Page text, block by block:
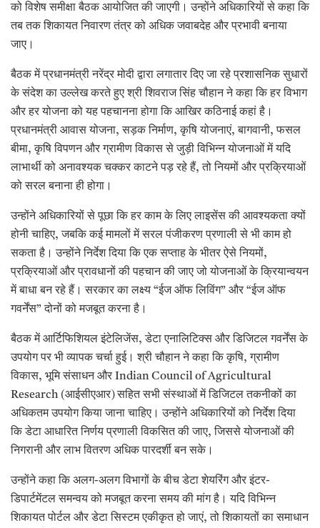
को विशेष समीक्षा बैठक आयोजित की जाएगी। उन्होंने अधिकारियों से कहा कि
तब तक शिकायत निवारण तंत्र को अधिक जवाबदेह और प्रभावी बनाया
जाए।
बैठक में प्रधानमंत्री नरेंद्र मोदी द्वारा लगातार दिए जा रहे प्रशासनिक सुधारों
के संदेश का उल्लेख करते हुए श्री शिवराज सिंह चौहान ने कहा कि हर विभाग
और हर योजना को यह पहचानना होगा कि आखिर कठिनाई कहां है।
प्रधानमंत्री आवास योजना, सड़क निर्माण, कृषि योजनाएं, बागवानी, फसल
बीमा, कृषि विपणन और ग्रामीण विकास से जुड़ी विभिन्न योजनाओं में यदि
लाभार्थी को अनावश्यक चक्कर काटने पड़ रहे हैं, तो नियमों और प्रक्रियाओं
को सरल बनाना ही होगा।
उन्होंने अधिकारियों से पूछा कि हर काम के लिए लाइसेंस की आवश्यकता क्यों
होनी चाहिए, जबकि कई मामलों में सरल पंजीकरण प्रणाली से भी काम हो
सकता है। उन्होंने निर्देश दिया कि एक सप्ताह के भीतर ऐसे नियमों,
प्रक्रियाओं और प्रावधानों की पहचान की जाए जो योजनाओं के क्रियान्वयन
में बाधा बन रहे हैं। सरकार का लक्ष्य “ईज ऑफ लिविंग” और “ईज ऑफ
गवर्नेंस” दोनों को मजबूत करना है।
बैठक में आर्टिफिशियल इंटेलिजेंस, डेटा एनालिटिक्स और डिजिटल गवर्नेंस के
उपयोग पर भी व्यापक चर्चा हुई। श्री चौहान ने कहा कि कृषि, ग्रामीण
विकास, भूमि संसाधन और Indian Council of Agricultural
Research (आईसीएआर) सहित सभी संस्थाओं में डिजिटल तकनीकों का
अधिकतम उपयोग किया जाना चाहिए। उन्होंने अधिकारियों को निर्देश दिया
कि डेटा आधारित निर्णय प्रणाली विकसित की जाए, जिससे योजनाओं की
निगरानी और लाभ वितरण अधिक पारदर्शी बन सके।
उन्होंने कहा कि अलग-अलग विभागों के बीच डेटा शेयरिंग और इंटर-
डिपार्टमेंटल समन्वय को मजबूत करना समय की मांग है। यदि विभिन्न
शिकायत पोर्टल और डेटा सिस्टम एकीकृत हो जाएं, तो शिकायतों का समाधान